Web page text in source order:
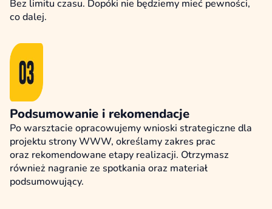
Bez limitu czasu. Dopóki nie będziemy mieć pewności,
co dalej.
Podsumowanie i rekomendacje
Po warsztacie opracowujemy wnioski strategiczne dla
projektu strony WWW, określamy zakres prac
oraz rekomendowane etapy realizacji. Otrzymasz
również nagranie ze spotkania oraz materiał
podsumowujący.